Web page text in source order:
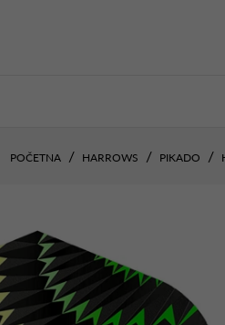
POČETNA HARROWS PIKADO